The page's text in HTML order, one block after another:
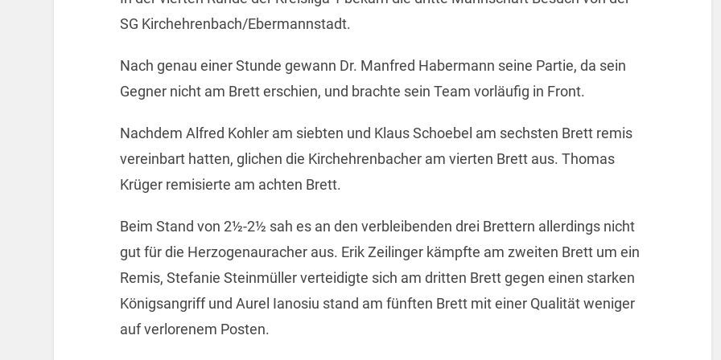
SG Kirchehrenbach/Ebermannstadt.
Nach genau einer Stunde gewann Dr. Manfred Habermann seine Partie, da sein
Gegner nicht am Brett erschien, und brachte sein Team vorläufig in Front.
Nachdem Alfred Kohler am siebten und Klaus Schoebel am sechsten Brett remis
vereinbart hatten, glichen die Kirchehrenbacher am vierten Brett aus. Thomas
Krüger remisierte am achten Brett.
Beim Stand von 2½-2½ sah es an den verbleibenden drei Brettern allerdings nicht
gut für die Herzogenauracher aus. Erik Zeilinger kämpfte am zweiten Brett um ein
Remis, Stefanie Steinmüller verteidigte sich am dritten Brett gegen einen starken
Königsangriff und Aurel Ianosiu stand am fünften Brett mit einer Qualität weniger
auf verlorenem Posten.